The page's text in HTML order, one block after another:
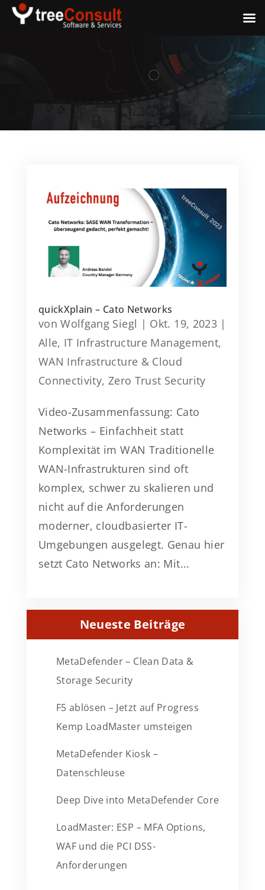
quickXplain – Cato Networks
vonWolfgang Siegl | Okt. 19, 2023 |
Alle, IT Infrastructure Management,
WAN Infrastructure & Cloud
Connectivity, Zero Trust Security
Video-Zusammenfassung: Cato
Networks – Einfachheit statt
Komplexität im WAN Traditionelle
WAN-Infrastrukturen sind oft
komplex, schwer zu skalieren und
nicht auf die Anforderungen
moderner, cloudbasierter IT-
Umgebungen ausgelegt. Genau hier
setzt Cato Networks an: Mit...
Neueste Beiträge
MetaDefender – Clean Data &
Storage Security
F5 ablösen – Jetzt auf Progress
Kemp LoadMaster umsteigen
MetaDefender Kiosk –
Datenschleuse
Deep Dive into MetaDefender Core
LoadMaster: ESP – MFA Options,
WAF und die PCI DSS-
Anforderungen